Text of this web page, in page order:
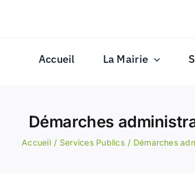
Accueil La Mairie
Démarches
Accueil Services Publics Démarches